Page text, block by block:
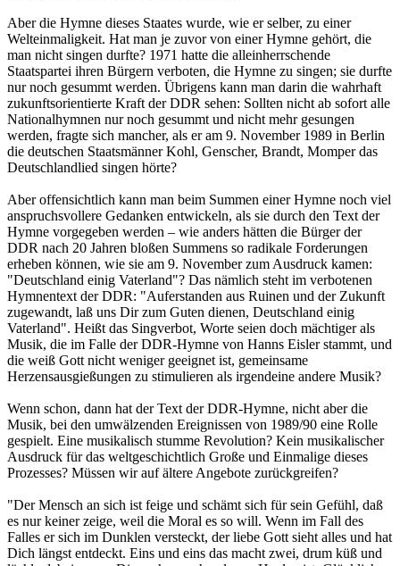
Aber die Hymne dieses Staates wurde, wie er selber, zu einer
Welteinmaligkeit. Hat man je zuvor von einer Hymne gehört, die
man nicht singen durfte? 1971 hatte die alleinherrschende
Staatspartei ihren Bürgern verboten, die Hymne zu singen; sie durfte
nur noch gesummt werden. Übrigens kann man darin die wahrhaft
zukunftsorientierte Kraft der DDR sehen: Sollten nicht ab sofort alle
Nationalhymnen nur noch gesummt und nicht mehr gesungen
werden, fragte sich mancher, als er am 9. November 1989 in Berlin
die deutschen Staatsmänner Kohl, Genscher, Brandt, Momper das
Deutschlandlied singen hörte?
Aber offensichtlich kann man beim Summen einer Hymne noch viel
anspruchsvollere Gedanken entwickeln, als sie durch den Text der
Hymne vorgegeben werden – wie anders hätten die Bürger der
DDR nach 20 Jahren bloßen Summens so radikale Forderungen
erheben können, wie sie am 9. November zum Ausdruck kamen:
"Deutschland einig Vaterland"? Das nämlich steht im verbotenen
Hymnentext der DDR: "Auferstanden aus Ruinen und der Zukunft
zugewandt, laß uns Dir zum Guten dienen, Deutschland einig
Vaterland". Heißt das Singverbot, Worte seien doch mächtiger als
Musik, die im Falle der DDR-Hymne von Hanns Eisler stammt, und
die weiß Gott nicht weniger geeignet ist, gemeinsame
Herzensausgießungen zu stimulieren als irgendeine andere Musik?
Wenn schon, dann hat der Text der DDR-Hymne, nicht aber die
Musik, bei den umwälzenden Ereignissen von 1989/90 eine Rolle
gespielt. Eine musikalisch stumme Revolution? Kein musikalischer
Ausdruck für das weltgeschichtlich Große und Einmalige dieses
Prozesses? Müssen wir auf ältere Angebote zurückgreifen?
"Der Mensch an sich ist feige und schämt sich für sein Gefühl, daß
es nur keiner zeige, weil die Moral es so will. Wenn im Fall des
Falles er sich im Dunklen versteckt, der liebe Gott sieht alles und hat
Dich längst entdeckt. Eins und eins das macht zwei, drum küß und